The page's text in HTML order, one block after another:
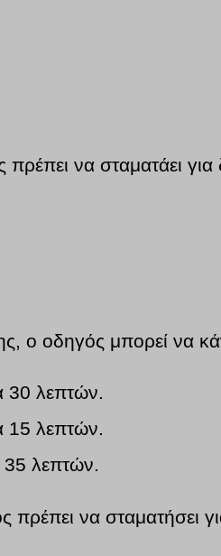
να σταματάει για
οδηγός μπορεί να
30 λεπτών.
15 λεπτών.
λεπτών.
να σταματήσει